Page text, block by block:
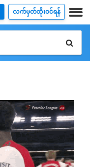
လက်မှတ်ထိုးဝင်ရန်